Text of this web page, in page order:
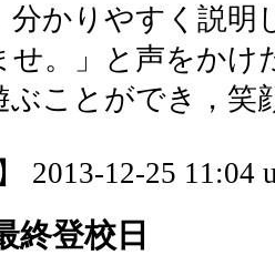
分かりやすく説明
せ。」と声をか
ぶことができ，笑
2013-12-25 11:04
終登校日